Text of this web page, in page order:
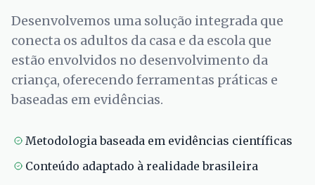
Desenvolvemos uma solução integrada que
conecta os adultos da casa e da escola que
estão envolvidos no desenvolvimento da
criança, oferecendo ferramentas práticas e
baseadas em evidências.
Metodologia baseada em evidências científicas
Conteúdo adaptado à realidade brasileira